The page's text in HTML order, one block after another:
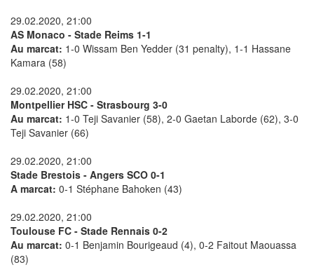
29.02.2020, 21:00
AS Monaco - Stade Reims 1-1
Au marcat: 1-0 Wissam Ben Yedder (31 penalty), 1-1 Hassane
Kamara (58)
29.02.2020, 21:00
Montpellier HSC - Strasbourg 3-0
Au marcat: 1-0 Teji Savanier (58), 2-0 Gaetan Laborde (62), 3-0
Teji Savanier (66)
29.02.2020, 21:00
Stade Brestois - Angers SCO 0-1
A marcat: 0-1 Stéphane Bahoken (43)
29.02.2020, 21:00
Toulouse FC - Stade Rennais 0-2
Au marcat: 0-1 Benjamin Bourigeaud (4), 0-2 Faitout Maouassa
(83)